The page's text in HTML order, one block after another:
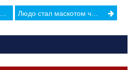
Людо стал маскотом чемпионата Европы по лёгкой атлетике в Риме